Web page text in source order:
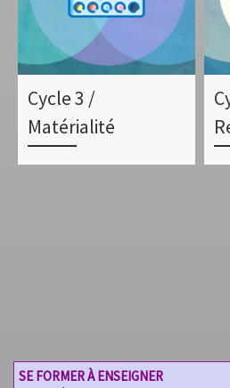
Cycle 3 /
Matérialité
SE FORMER À ENSEIGNER